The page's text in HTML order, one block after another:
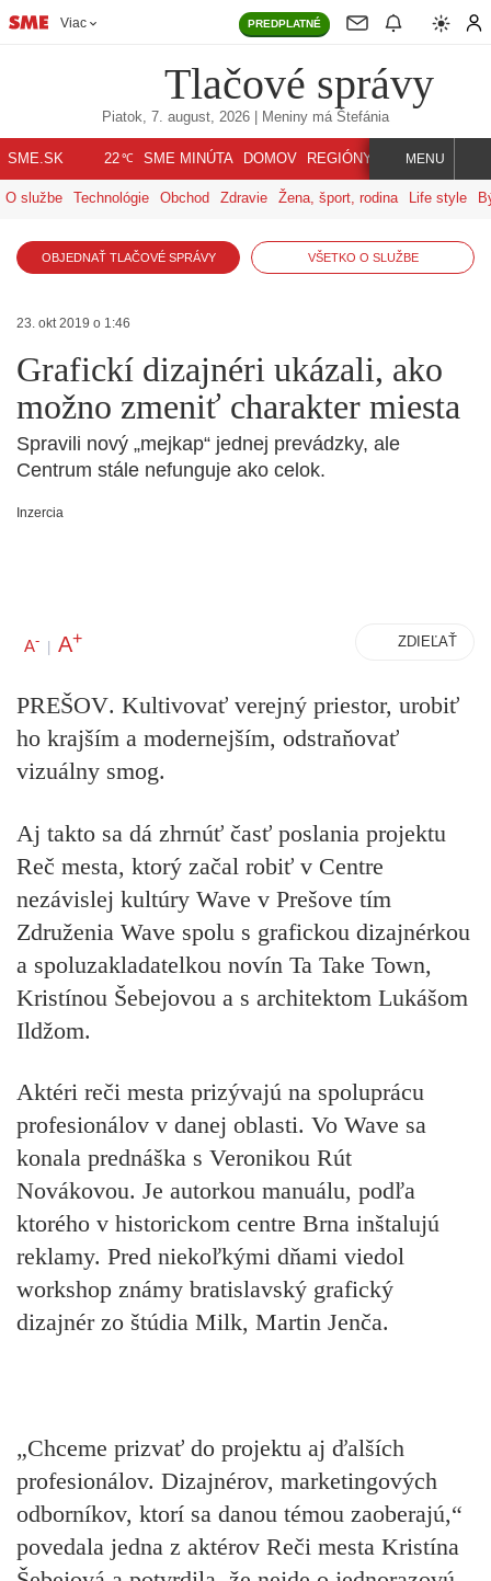
Viac PREDPLATNÉ
Tlačové správy
Piatok, 7. august, 2026 | Meniny má Štefánia
SME.SK 22℃ SME MINÚTA DOMOV REGIÓNY INDEX SVET
MENU
O službe Technológie Obchod Zdravie Žena, šport, rodina Life style
OBJEDNAŤ TLAČOVÉ SPRÁVY VŠETKO O SLUŽBE
23. okt 2019 o 1:46
Grafickí dizajnéri ukázali, ako
možno zmeniť charakter miesta
Spravili nový „mejkap“ jednej prevádzky, ale
Centrum stále nefunguje ako celok.
Inzercia
A- | A+ ZDIEĽAŤ
PREŠOV. Kultivovať verejný priestor, urobiť
ho krajším a modernejším, odstraňovať
vizuálny smog.
Aj takto sa dá zhrnúť časť poslania projektu
Reč mesta, ktorý začal robiť v Centre
nezávislej kultúry Wave v Prešove tím
Združenia Wave spolu s grafickou dizajnérkou
a spoluzakladatelkou novín Ta Take Town,
Kristínou Šebejovou a s architektom Lukášom
Ildžom.
Aktéri reči mesta prizývajú na spoluprácu
profesionálov v danej oblasti. Vo Wave sa
konala prednáška s Veronikou Rút
Novákovou. Je autorkou manuálu, podľa
ktorého v historickom centre Brna inštalujú
reklamy. Pred niekoľkými dňami viedol
workshop známy bratislavský grafický
dizajnér zo štúdia Milk, Martin Jenča.
„Chceme prizvať do projektu aj ďalších
profesionálov. Dizajnérov, marketingových
odborníkov, ktorí sa danou témou zaoberajú,“
povedala jedna z aktérov Reči mesta Kristína